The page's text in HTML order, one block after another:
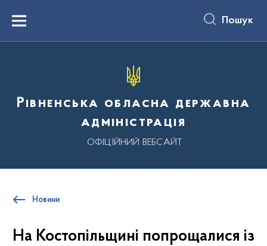
вмістуMenu Пошук
Рівненська обласна державна
адміністрація
ОФІЦІЙНИЙ ВЕБСАЙТ
Новини
На Костопільщині попрощалися із